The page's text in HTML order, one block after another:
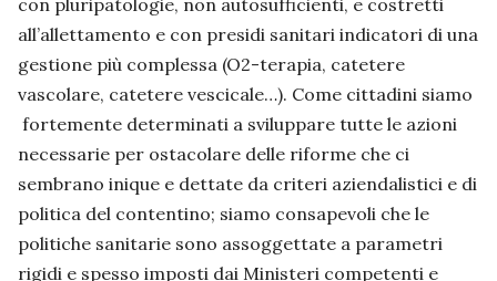
all’allettamento e con presidi sanitari indicatori di una
gestione più complessa (O2-terapia, catetere
vascolare, catetere vescicale…). Come cittadini siamo
fortemente determinati a sviluppare tutte le azioni
necessarie per ostacolare delle riforme che ci
sembrano inique e dettate da criteri aziendalistici e di
politica del contentino; siamo consapevoli che le
politiche sanitarie sono assoggettate a parametri
rigidi e spesso imposti dai Ministeri competenti e